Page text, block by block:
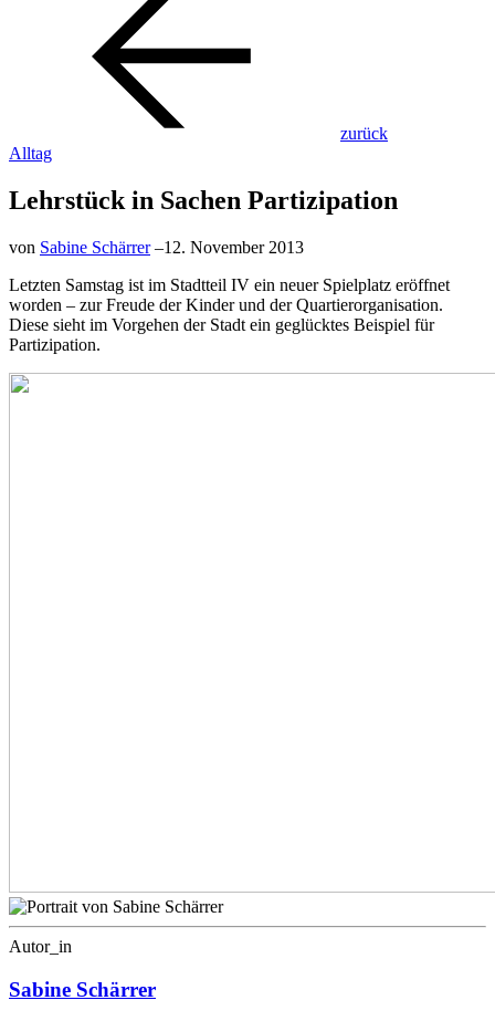
zurück
Alltag
Lehrstück in Sachen Partizipation
von Sabine Schärrer –12. November 2013
Letzten Samstag ist im Stadtteil IV ein neuer Spielplatz eröffnet
worden – zur Freude der Kinder und der Quartierorganisation.
Diese sieht im Vorgehen der Stadt ein geglücktes Beispiel für
Partizipation.
Autor_in
Sabine Schärrer